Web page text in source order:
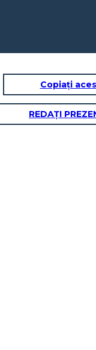
Copiați
REDAȚI